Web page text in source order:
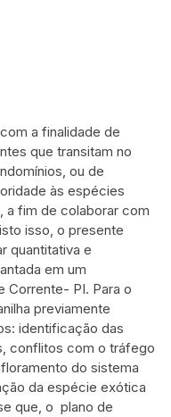
been
paper
the
a
whether it
contrasts
the
a finalidade de
que transitam no
ou de
às espécies
a fim de colaborar com
isso, o presente
quantitativa e
em um
Corrente- PI. Para o
previamente
identificação das
conflitos com o tráfego
do sistema
da espécie exótica
que, o plano de